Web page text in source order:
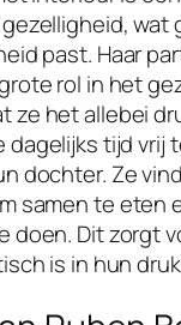
wat
past. Haar
rol in het
ze het allebei
dagelijks tijd vrij
dochter. Ze
samen te eten
doen. Dit zorgt
is in hun